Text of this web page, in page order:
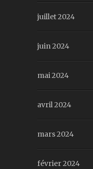
juillet 2024
juin 2024
mai 2024
avril 2024
mars 2024
février 2024